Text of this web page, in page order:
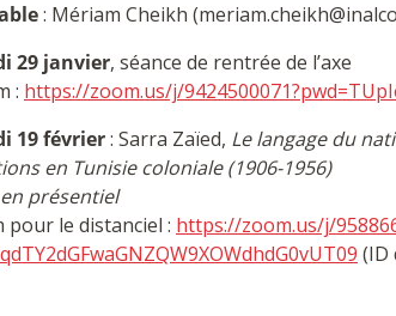
: Mériam Cheikh
29 janvier, séance de rentrée de l’axe
: https://zoom.us/j/
19 février: Sarra Zaïed, Le langage du
en Tunisie coloniale (1906-1956)
en présentiel
pour le distanciel : https://zoom.us/j/
(ID